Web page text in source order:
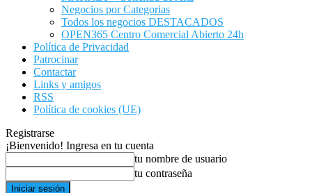
Negocios por Categorias
Todos los negocios DESTACADOS
OPEN365 Centro Comercial Abierto 24h
Política de Privacidad
Patrocinar
Contactar
Links y amigos
RSS
Política de cookies (UE)
Registrarse
¡Bienvenido! Ingresa en tu cuenta
tu nombre de usuario
tu contraseña